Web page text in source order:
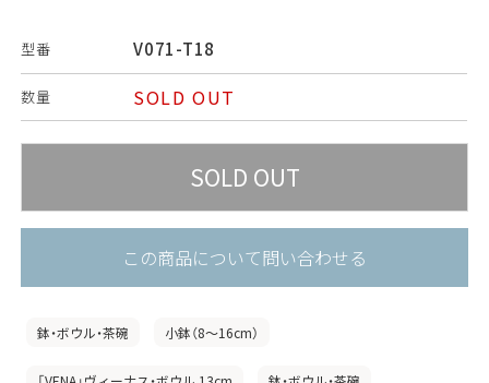
型番 V071-T18
数量 SOLD OUT
この商品について問い合わせる
鉢・ボウル・茶碗 小鉢（8〜16cm）